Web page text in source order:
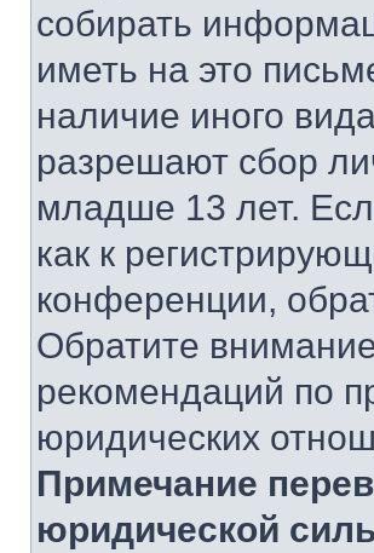
собирать
иметь на это
наличие иного
разрешают сбор
младше 13 лет.
как к
конференции,
Обратите
рекомендаций по
юридических
Примечание
юридической